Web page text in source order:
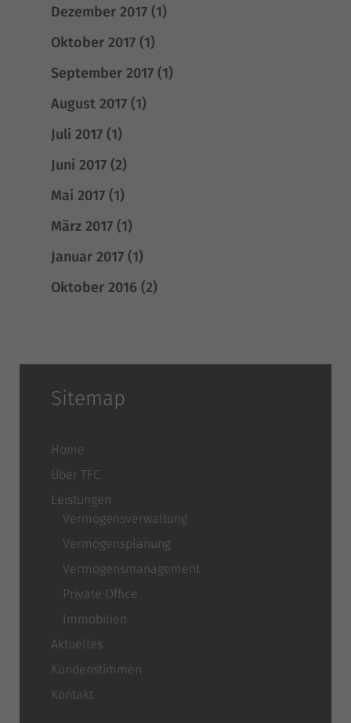
Dezember 2017(1)
Oktober 2017(1)
September 2017(1)
August 2017(1)
Juli 2017(1)
Juni 2017(2)
Mai 2017(1)
März 2017(1)
Januar 2017(1)
Oktober 2016 (2)
Sitemap
Home
Über TFC
Leistungen
Vermögensverwaltung
Vermögensplanung
Vermögensmanagement
Private Office
Immobilien
Aktuelles
Kundenstimmen
Kontakt
werden, bedarf der Zugriff auf diese Inhalte keiner manuellen Einwilligung
Cookie-Informationen anzeigen